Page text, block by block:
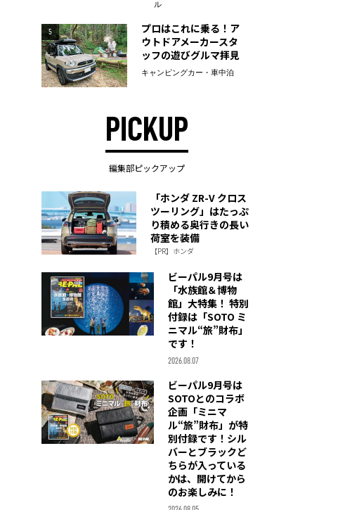
ル
5
プロはこれに乗る！ア
ウトドアメーカースタ
ッフの遊びグルマ拝見
キャンピングカー・車中泊
PICKUP
編集部ピックアップ
「ホンダ ZR-V クロス
ツーリング」はたっぷ
り積める奥行きの長い
荷室を装備
【PR】ホンダ
ビーパル9月号は
「水族館＆博物
館」大特集！ 特別
付録は「SOTO ミ
ニマル“旅”財布」
です！
2026.08.07
ビーパル9月号は
SOTOとのコラボ
企画「ミニマ
ル“旅”財布」が特
別付録です！シル
バーとブラックど
ちらが入っている
かは、開けてから
のお楽しみに！